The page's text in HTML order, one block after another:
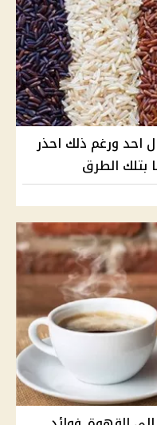
احد ورغم ذلك احذر
بتلك الطرق